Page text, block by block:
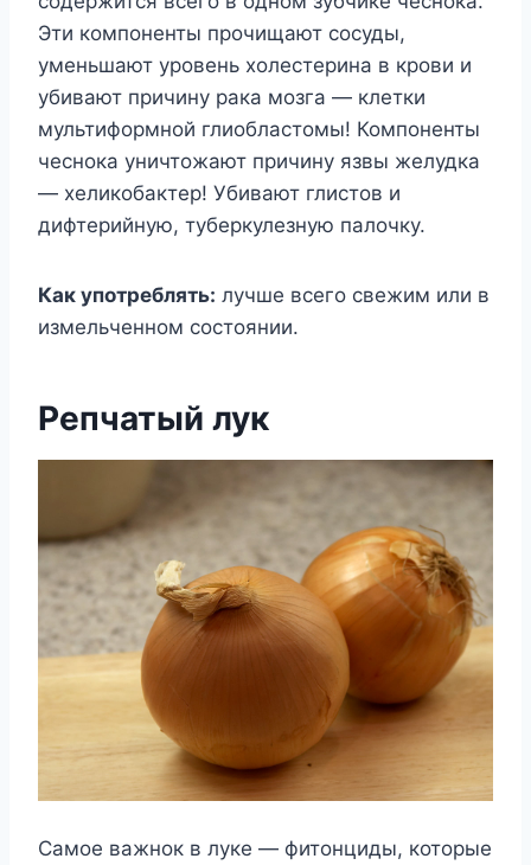
Эти компоненты прочищают сосуды,
уменьшают уровень холестерина в крови и
убивают причину рака мозга — клетки
мультиформной глиобластомы! Компоненты
чеснока уничтожают причину язвы желудка
— хеликобактер! Убивают глистов и
дифтерийную, туберкулезную палочку.
Как употреблять: лучше всего свежим или в
измельченном состоянии.
Репчатый лук
Самое важнок в луке — фитонциды, которые